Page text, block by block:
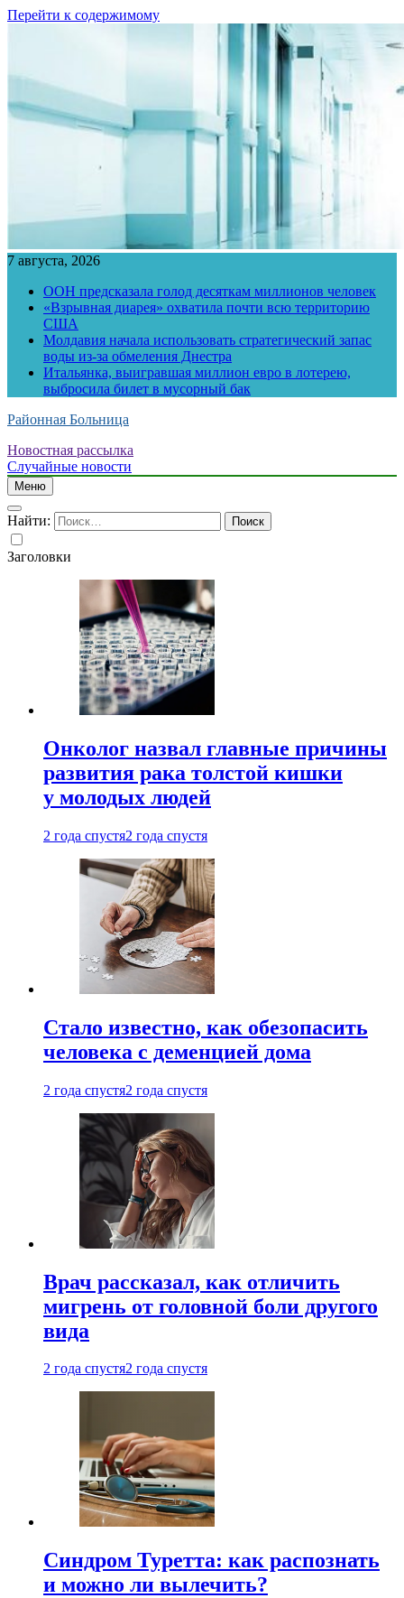
Перейти к содержимому
7 августа, 2026
ООН предсказала голод десяткам миллионов человек
«Взрывная диарея» охватила почти всю территорию
США
Молдавия начала использовать стратегический запас
воды из-за обмеления Днестра
Итальянка, выигравшая миллион евро в лотерею,
выбросила билет в мусорный бак
Районная Больница
Новостная рассылка
Случайные новости
Меню
Найти:
Заголовки
Онколог назвал главные причины
развития рака толстой кишки
у молодых людей
2 года спустя2 года спустя
Стало известно, как обезопасить
человека с деменцией дома
2 года спустя2 года спустя
Врач рассказал, как отличить
мигрень от головной боли другого
вида
2 года спустя2 года спустя
Синдром Туретта: как распознать
и можно ли вылечить?